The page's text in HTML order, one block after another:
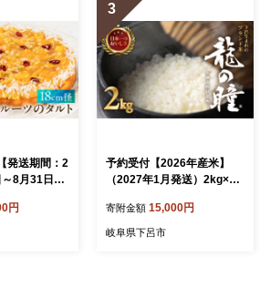
発送期間：2
8月31日】
ト 18cm径
菓子 ケー
円
3
予約受付【2026年産米】
（2027年1月発送）2kg×1
壱) 株式会社龍の瞳直送 米 2
キロ 令和8年産 精米 ブラン
寄附金額 15,000円
岐阜県下呂市